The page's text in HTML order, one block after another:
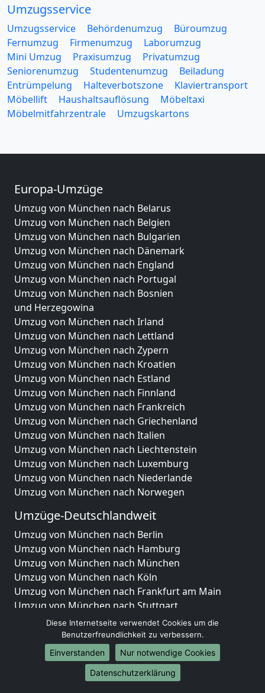
Umzugsservice
Umzugsservice Behördenumzug
Büroumzug
Fernumzug
Firmenumzug
Laborumzug
Mini Umzug
Praxisumzug
Privatumzug
Seniorenumzug
Studentenumzug
Beiladung
Entrümpelung
Halteverbotszone
Klaviertransport
Möbellift
Haushaltsauflösung
Möbeltaxi
Möbelmitfahrzentrale
Umzugskartons
Europa-Umzüge
Umzug von München nach Belarus
Umzug von München nach Belgien
Umzug von München nach Bulgarien
Umzug von München nach Dänemark
Umzug von München nach England
Umzug von München nach Portugal
Umzug von München nach Bosnien
und Herzegowina
Umzug von München nach Irland
Umzug von München nach Lettland
Umzug von München nach Zypern
Umzug von München nach Kroatien
Umzug von München nach Estland
Umzug von München nach Finnland
Umzug von München nach Frankreich
Umzug von München nach Griechenland
Umzug von München nach Italien
Umzug von München nach Liechtenstein
Umzug von München nach Luxemburg
Umzug von München nach Niederlande
Umzug von München nach Norwegen
Umzüge-Deutschlandweit
Umzug von München nach Berlin
Umzug von München nach Hamburg
Umzug von München nach München
Umzug von München nach Köln
Umzug von München nach Frankfurt am Main
Umzug von München nach Stuttgart
Umzug von München nach Düsseldorf
Umzug von München nach Leipzig
Umzug von München nach Dortmund
Umzug von München nach Essen
Umzug von München nach Bremen
Diese Internetseite verwendet Cookies um die
Benutzerfreundlichkeit zu verbessern.
Einverstanden
Nur notwendige Cookies
Datenschutzerklärung